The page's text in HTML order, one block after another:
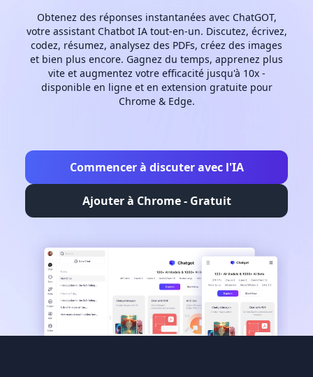
Obtenez des réponses instantanées avec ChatGOT,
votre assistant Chatbot IA tout-en-un. Discutez, écrivez,
codez, résumez, analysez des PDFs, créez des images
et bien plus encore. Gagnez du temps, apprenez plus
vite et augmentez votre efficacité jusqu'à 10x -
disponible en ligne et en extension gratuite pour
Chrome & Edge.
Commencer à discuter avec l'IA
Ajouter à Chrome - Gratuit